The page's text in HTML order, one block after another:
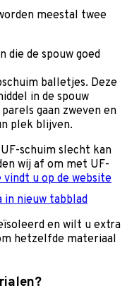
meestal twee
die de spouw goed
balletjes. Deze
in de spouw
gaan zweven en
plek blijven.
schuim slecht kan
wij af om met UF-
u op de website
in nieuw tabblad
en wilt u extra
hetzelfde materiaal